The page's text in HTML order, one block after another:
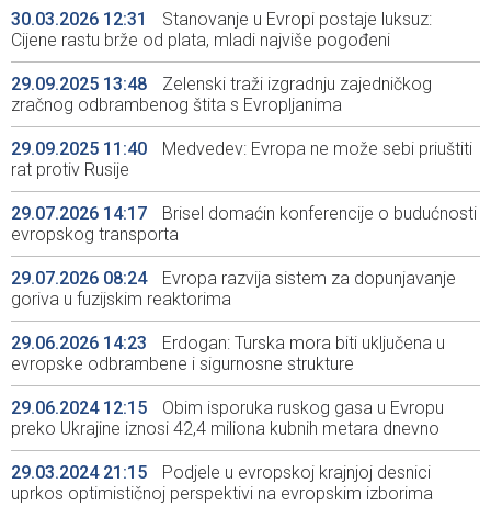
30.03.2026 12:31
Stanovanje u Evropi postaje luksuz:
Cijene rastu brže od plata, mladi najviše pogođeni
29.09.2025 13:48
Zelenski traži izgradnju zajedničkog
zračnog odbrambenog štita s Evropljanima
29.09.2025 11:40
Medvedev: Evropa ne može sebi priuštiti
rat protiv Rusije
29.07.2026 14:17
Brisel domaćin konferencije o budućnosti
evropskog transporta
29.07.2026 08:24
Evropa razvija sistem za dopunjavanje
goriva u fuzijskim reaktorima
29.06.2026 14:23
Erdogan: Turska mora biti uključena u
evropske odbrambene i sigurnosne strukture
29.06.2024 12:15
Obim isporuka ruskog gasa u Evropu
preko Ukrajine iznosi 42,4 miliona kubnih metara dnevno
29.03.2024 21:15
Podjele u evropskoj krajnjoj desnici
uprkos optimističnoj perspektivi na evropskim izborima